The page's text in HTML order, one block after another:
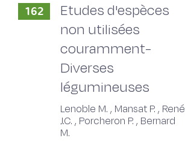
162
Etudes d'espèces
non utilisées
couramment-
Diverses
légumineuses
Lenoble M. , Mansat P. , René
J.C. , Porcheron P. , Bernard
M.